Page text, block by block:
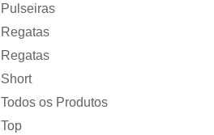
Pulseiras
Regatas
Regatas
Short
Todos os Produtos
Top